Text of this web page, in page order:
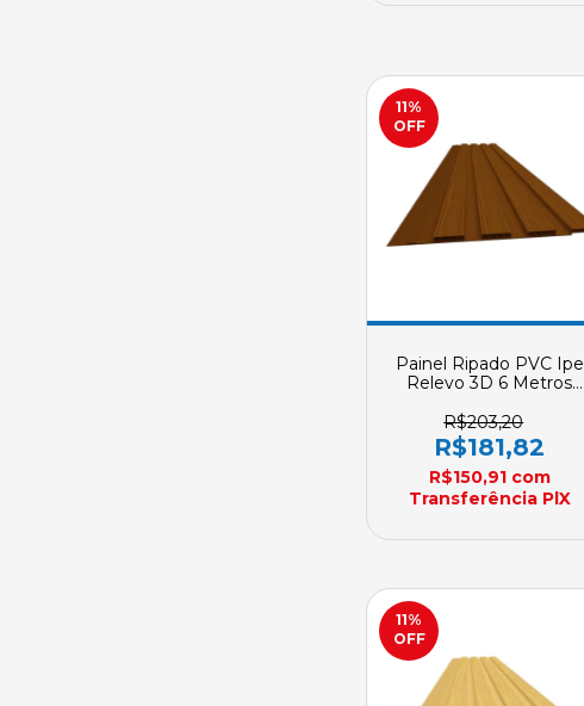
11%
OFF
Painel Ripado PVC Ipe
Relevo 3D 6 Metros
Sob Encomenda
R$203,20
R$181,82
R$150,91 com
Transferência PlX
11%
OFF